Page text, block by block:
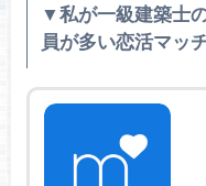
▼私が一級建築士
員が多い恋活マッ